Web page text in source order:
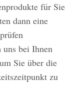
für Sie
dann eine
uns bei Ihnen
Sie über die
zu